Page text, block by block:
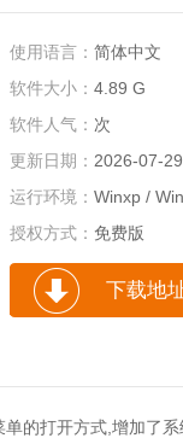
使用语言： 简体中文
软件大小： 4.89 G
软件人气： 次
更新日期： 2026-07-29
运行环境： Winxp /
授权方式： 免费版
下载地
的打开方式,增加了